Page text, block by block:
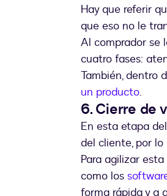
Hay que referir
que eso no le
Al comprador se
cuatro fases:
También, dentro
un producto.
6. Cierre de
En esta etapa del
del cliente, por
Para agilizar
como los
forma rápida y a